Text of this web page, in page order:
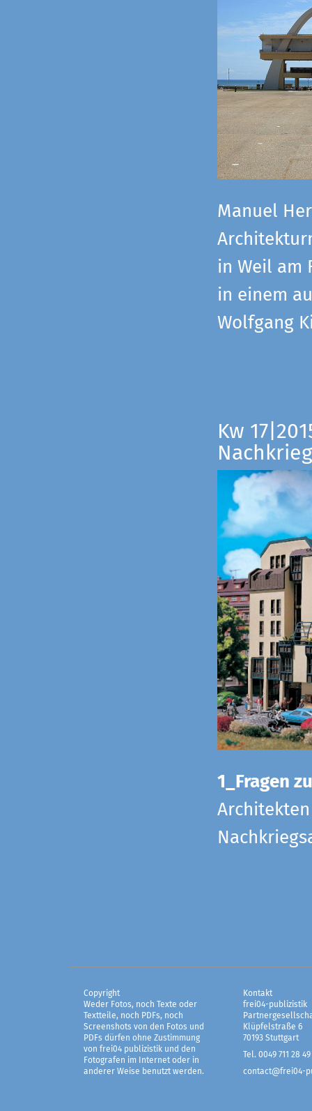
Manuel
in Weil am
in einem
Wolfgang
Kw
1_Fragen
Copyright
Weder Fotos, noch Texte oder
Textteile, noch PDFs, noch
Screenshots von den Fotos und
PDFs dürfen ohne Zustimmung
von frei04 publizistik und den
Fotografen im Internet oder in
anderer Weise benutzt werden.
Kontakt
frei04-publizistik
Klüpfelstraße 6
70193 Stuttgart
Tel. 0049 711 28 49
contact@frei04-